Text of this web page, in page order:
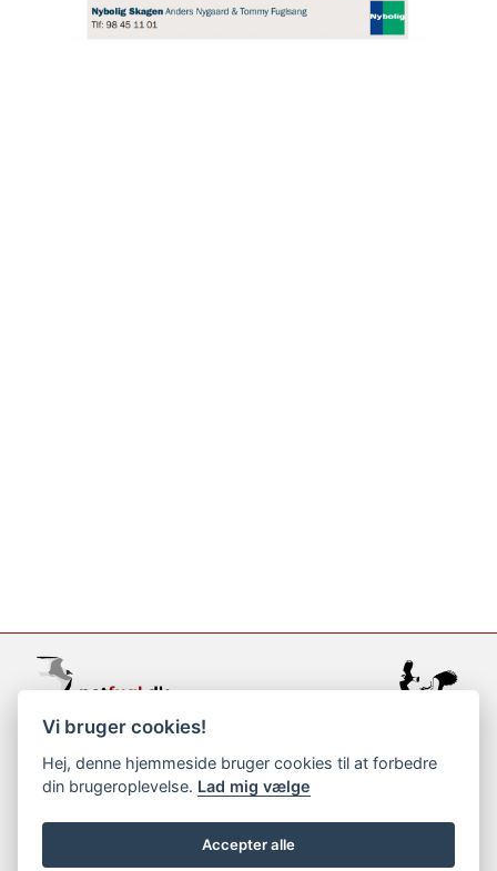
support@netfugl.dk
copyright © 2002-2023
Vi bruger cookies!
Hej, denne hjemmeside bruger cookies til at forbedre
din brugeroplevelse. Lad mig vælge
Accepter alle